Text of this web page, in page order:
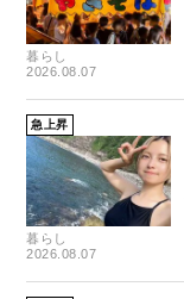
暮らし
2026.08.07
急上昇
暮らし
2026.08.07